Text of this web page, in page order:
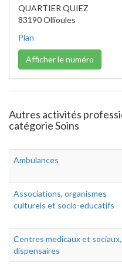
QUARTIER QUIEZ
83190 Ollioules
Plan
Afficher le numéro
Autres activités
catégorie Soins
Ambulances
Associations, organismes
culturels et socio-educatifs
Centres medicaux et sociaux,
dispensaires